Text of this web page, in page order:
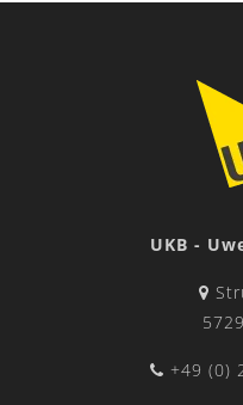
UKB -
+49 (0)